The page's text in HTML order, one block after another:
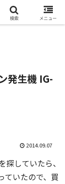
ターイオン発生機
発生機 IG-
2014.09.07
していたら、
ていたので、買
検索 メニュー